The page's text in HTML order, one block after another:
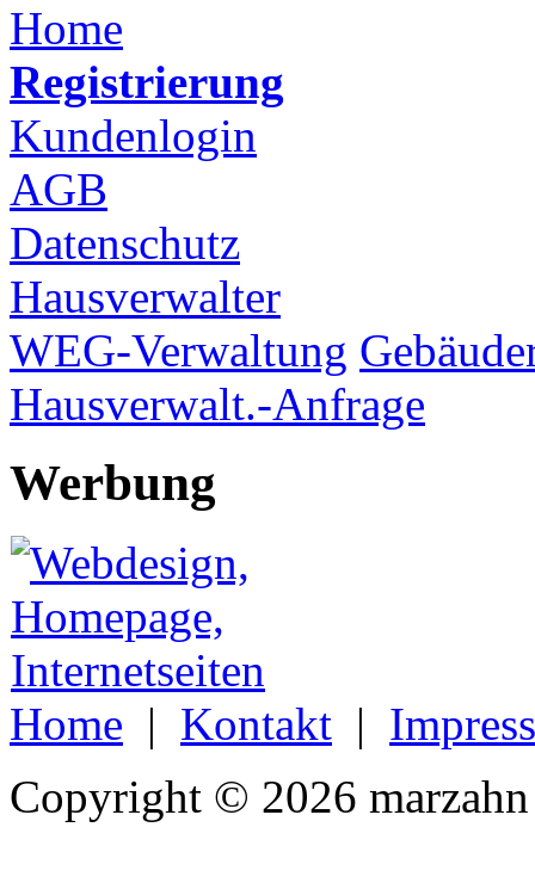
Home
Registrierung
Kundenlogin
AGB
Datenschutz
Hausverwalter
WEG-Verwaltung
Hausverwalt.-Anfrage
Werbung
Home | Kontakt |
Copyright © 2026